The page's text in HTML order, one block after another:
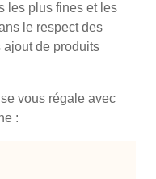
les plus fines et les
le respect des
ajout de produits
vous régale avec
: